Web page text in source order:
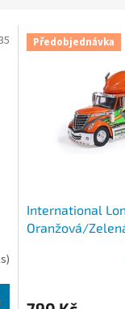
Předobjednávka
International
Oranžová/